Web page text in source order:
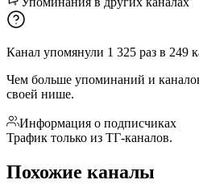
Канал упомянули 1 325 раз в 249
Чем больше упоминаний и
своей нише.
Информация о подписчиках
Трафик только из ТГ-каналов.
Похожие каналы